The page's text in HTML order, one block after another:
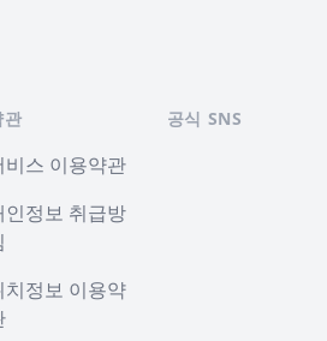
관
비스 이용약관
인정보 취급방
치정보 이용약
공식 SNS